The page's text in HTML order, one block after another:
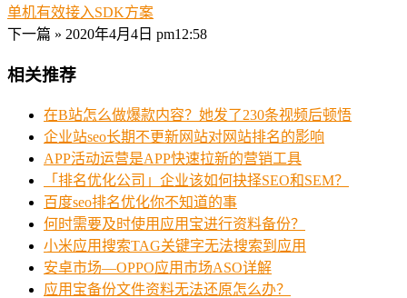
单机有效接入SDK方案
下一篇 » 2020年4月4日 pm12:58
相关推荐
在B站怎么做爆款内容？她发了230条视频后顿悟
企业站seo长期不更新网站对网站排名的影响
APP活动运营是APP快速拉新的营销工具
「排名优化公司」企业该如何抉择SEO和SEM？
百度seo排名优化你不知道的事
何时需要及时使用应用宝进行资料备份？
小米应用搜索TAG关键字无法搜索到应用
安卓市场—OPPO应用市场ASO详解
应用宝备份文件资料无法还原怎么办？